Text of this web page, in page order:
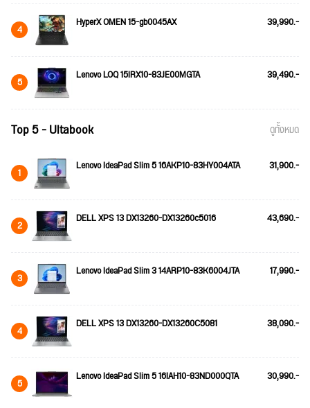
4 HyperX OMEN 15-gb0045AX 39,990.-
5 Lenovo LOQ 15IRX10-83JE00MGTA 39,490.-
Top 5 - Ultabook ดูทั้งหมด
1 Lenovo IdeaPad Slim 5 16AKP10-83HY004ATA 31,900.-
2 DELL XPS 13 DX13260-DX13260c5016 43,690.-
3 Lenovo IdeaPad Slim 3 14ARP10-83K6004JTA 17,990.-
4 DELL XPS 13 DX13260-DX13260C5081 38,090.-
5 Lenovo IdeaPad Slim 5 16IAH10-83ND000QTA 30,990.-